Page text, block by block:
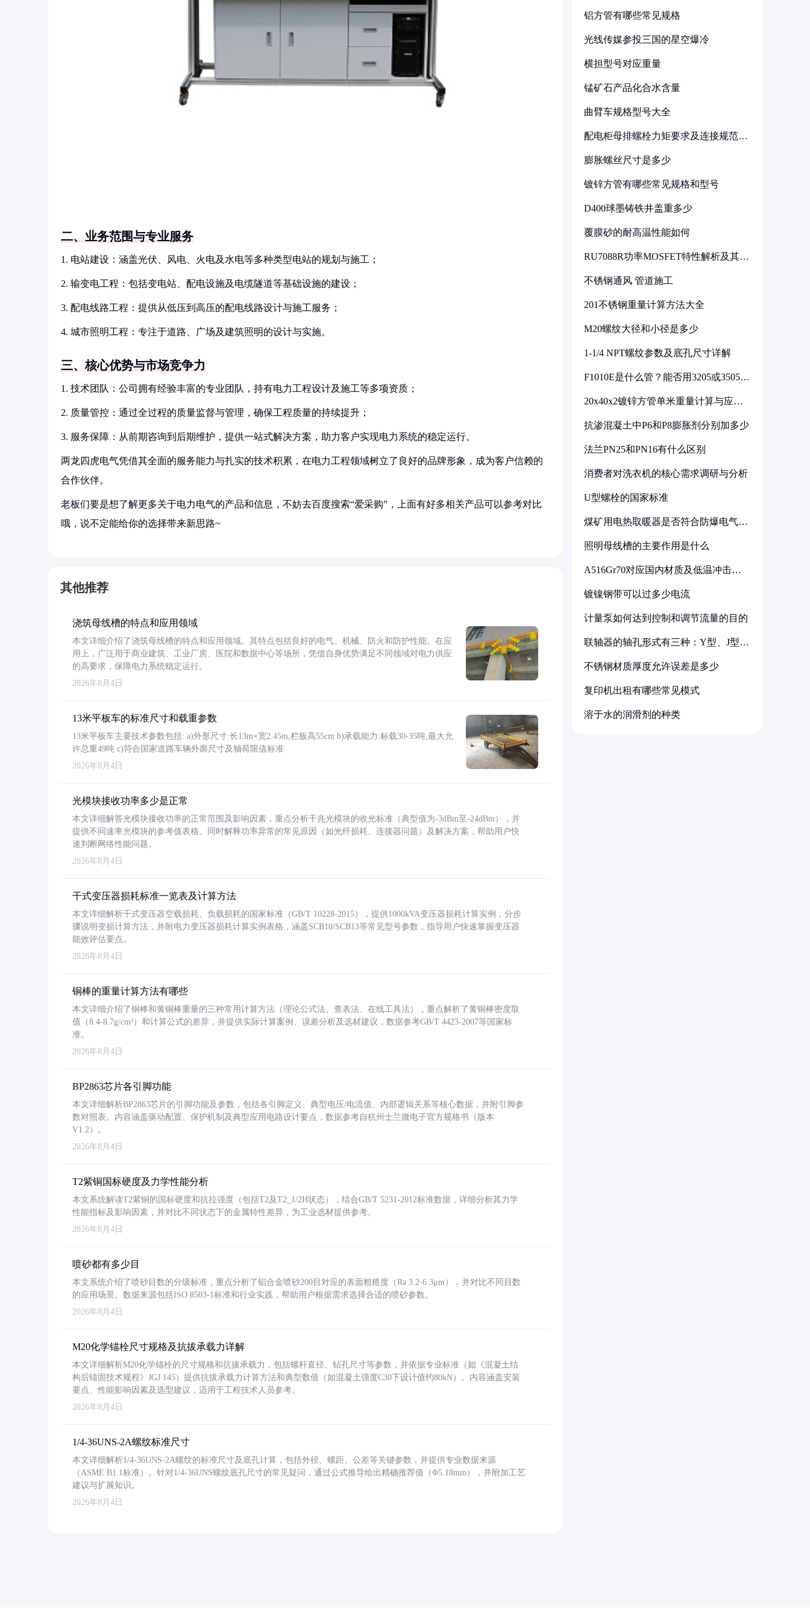
二、业务范围与专业服务
1. 电站建设：涵盖光伏、风电、火电及水电等多种类型电站的规划与施工；
2. 输变电工程：包括变电站、配电设施及电缆隧道等基础设施的建设；
3. 配电线路工程：提供从低压到高压的配电线路设计与施工服务；
4. 城市照明工程：专注于道路、广场及建筑照明的设计与实施。
三、核心优势与市场竞争力
1. 技术团队：公司拥有经验丰富的专业团队，持有电力工程设计及施工等多项资质；
2. 质量管控：通过全过程的质量监督与管理，确保工程质量的持续提升；
3. 服务保障：从前期咨询到后期维护，提供一站式解决方案，助力客户实现电力系统的稳定运行。
两龙四虎电气凭借其全面的服务能力与扎实的技术积累，在电力工程领域树立了良好的品牌形象，成为客户信赖的
合作伙伴。
老板们要是想了解更多关于电力电气的产品和信息，不妨去百度搜索“爱采购”，上面有好多相关产品可以参考对比
哦，说不定能给你的选择带来新思路~
其他推荐
浇筑母线槽的特点和应用领域
本文详细介绍了浇筑母线槽的特点和应用领域。其特点包括良好的电气、机械、防火和防护性能。在应
用上，广泛用于商业建筑、工业厂房、医院和数据中心等场所，凭借自身优势满足不同领域对电力供应
的高要求，保障电力系统稳定运行。
2026年8月4日
13米平板车的标准尺寸和载重参数
13米平板车主要技术参数包括: a)外形尺寸:长13m×宽2.45m,栏板高55cm b)承载能力:标载30-35吨,最大允
许总重49吨 c)符合国家道路车辆外廓尺寸及轴荷限值标准
2026年8月4日
光模块接收功率多少是正常
本文详细解答光模块接收功率的正常范围及影响因素，重点分析千兆光模块的收光标准（典型值为-3dBm至-24dBm），并
提供不同速率光模块的参考值表格。同时解释功率异常的常见原因（如光纤损耗、连接器问题）及解决方案，帮助用户快
速判断网络性能问题。
2026年8月4日
干式变压器损耗标准一览表及计算方法
本文详细解析干式变压器空载损耗、负载损耗的国家标准（GB/T 10228-2015），提供1000kVA变压器损耗计算实例，分步
骤说明变损计算方法，并附电力变压器损耗计算实例表格，涵盖SCB10/SCB13等常见型号参数，指导用户快速掌握变压器
能效评估要点。
2026年8月4日
铜棒的重量计算方法有哪些
本文详细介绍了铜棒和黄铜棒重量的三种常用计算方法（理论公式法、查表法、在线工具法），重点解析了黄铜棒密度取
值（8.4-8.7g/cm³）和计算公式的差异，并提供实际计算案例、误差分析及选材建议，数据参考GB/T 4423-2007等国家标
准。
2026年8月4日
BP2863芯片各引脚功能
本文详细解析BP2863芯片的引脚功能及参数，包括各引脚定义、典型电压/电流值、内部逻辑关系等核心数据，并附引脚参
数对照表。内容涵盖驱动配置、保护机制及典型应用电路设计要点，数据参考自杭州士兰微电子官方规格书（版本
V1.2）。
2026年8月4日
T2紫铜国标硬度及力学性能分析
本文系统解读T2紫铜的国标硬度和抗拉强度（包括T2及T2_1/2H状态），结合GB/T 5231-2012标准数据，详细分析其力学
性能指标及影响因素，并对比不同状态下的金属特性差异，为工业选材提供参考。
2026年8月4日
喷砂都有多少目
本文系统介绍了喷砂目数的分级标准，重点分析了铝合金喷砂200目对应的表面粗糙度（Ra 3.2-6.3μm），并对比不同目数
的应用场景。数据来源包括ISO 8503-1标准和行业实践，帮助用户根据需求选择合适的喷砂参数。
2026年8月4日
M20化学锚栓尺寸规格及抗拔承载力详解
本文详细解析M20化学锚栓的尺寸规格和抗拔承载力，包括螺杆直径、钻孔尺寸等参数，并依据专业标准（如《混凝土结
构后锚固技术规程》JGJ 145）提供抗拔承载力计算方法和典型数值（如混凝土强度C30下设计值约80kN）。内容涵盖安装
要点、性能影响因素及选型建议，适用于工程技术人员参考。
2026年8月4日
1/4-36UNS-2A螺纹标准尺寸
本文详细解析1/4-36UNS-2A螺纹的标准尺寸及底孔计算，包括外径、螺距、公差等关键参数，并提供专业数据来源
（ASME B1.1标准）。针对1/4-36UNS螺纹底孔尺寸的常见疑问，通过公式推导给出精确推荐值（Φ5.18mm），并附加工艺
建议与扩展知识。
2026年8月4日
铝方管有哪些常见规格
光线传媒参投三国的星空爆冷
横担型号对应重量
锰矿石产品化合水含量
曲臂车规格型号大全
配电柜母排螺栓力矩要求及连接规范详
膨胀螺丝尺寸是多少
镀锌方管有哪些常见规格和型号
D400球墨铸铁井盖重多少
覆膜砂的耐高温性能如何
RU7088R功率MOSFET特性解析及其在
不锈钢通风 管道施工
201不锈钢重量计算方法大全
M20螺纹大径和小径是多少
1-1/4 NPT螺纹参数及底孔尺寸详解
F1010E是什么管？能否用3205或3505代
20x40x2镀锌方管单米重量计算与应用
抗渗混凝土中P6和P8膨胀剂分别加多少
法兰PN25和PN16有什么区别
消费者对洗衣机的核心需求调研与分析
U型螺栓的国家标准
煤矿用电热取暖器是否符合防爆电气设
照明母线槽的主要作用是什么
A516Gr70对应国内材质及低温冲击要
镀镍钢带可以过多少电流
计量泵如何达到控制和调节流量的目的
联轴器的轴孔形式有三种：Y型、J型、
不锈钢材质厚度允许误差是多少
复印机出租有哪些常见模式
溶于水的润滑剂的种类